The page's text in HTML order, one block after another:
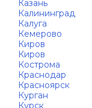
Казань
Калининград
Калуга
Кемерово
Киров
Киров
Кострома
Краснодар
Красноярск
Курган
Курск